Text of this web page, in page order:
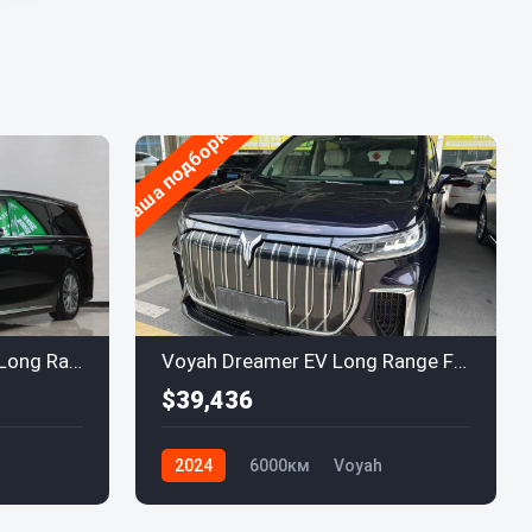
Voyah Dreamer 2024 EV Long Range Flagship Edition
Наша подборка
Voyah Dreamer EV Long Range Flagship 2024
$39,436
2024 6000км Voyah